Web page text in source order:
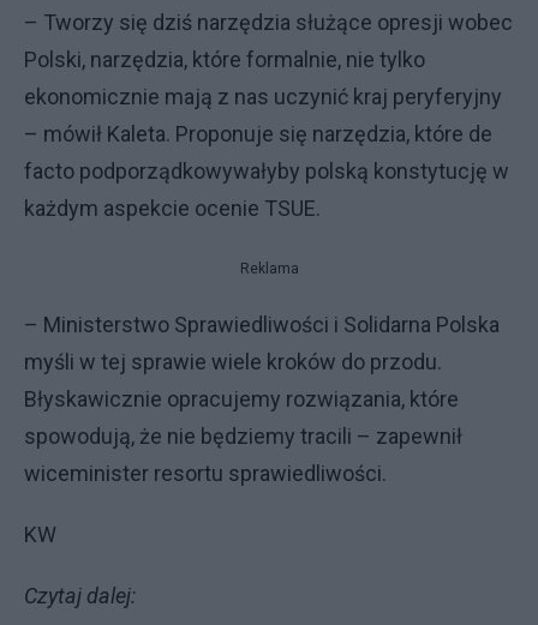
– Tworzy się dziś narzędzia służące opresji wobec
Polski, narzędzia, które formalnie, nie tylko
ekonomicznie mają z nas uczynić kraj peryferyjny
– mówił Kaleta. Proponuje się narzędzia, które de
facto podporządkowywałyby polską konstytucję w
każdym aspekcie ocenie TSUE.
Reklama
– Ministerstwo Sprawiedliwości i Solidarna Polska
myśli w tej sprawie wiele kroków do przodu.
Błyskawicznie opracujemy rozwiązania, które
spowodują, że nie będziemy tracili – zapewnił
wiceminister resortu sprawiedliwości.
KW
Czytaj dalej: